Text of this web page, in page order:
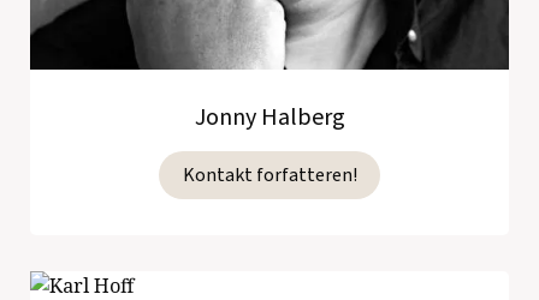
Jonny Halberg
Kontakt forfatteren!